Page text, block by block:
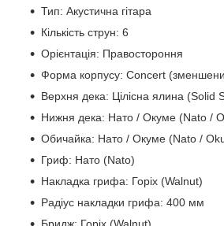
Тип: Акустична гітара
Кількість струн: 6
Орієнтація: Правостороння
Форма корпусу: Concert
Верхня дека: Цілісна ялина (Solid
Нижня дека: Нато / Окуме (Nato /
Обичайка: Нато / Окуме (Nato /
Гриф: Нато (Nato)
Накладка грифа: Горіх (Walnut)
Радіус накладки грифа: 400 мм
Бридж: Горіх (Walnut)